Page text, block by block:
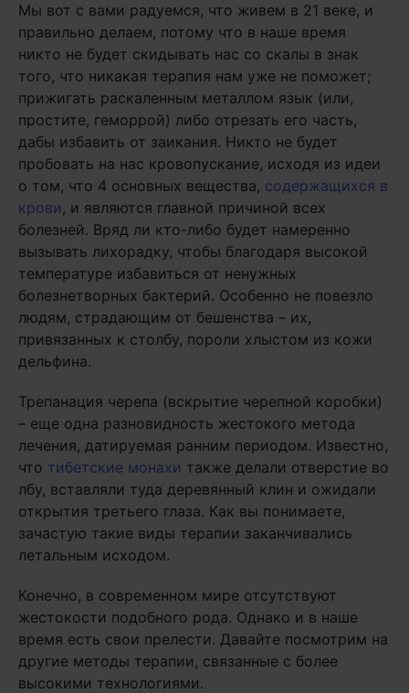
Мы вот с вами радуемся, что живем в 21 веке, и
правильно делаем, потому что в наше время
никто не будет скидывать нас со скалы в знак
того, что никакая терапия нам уже не поможет;
прижигать раскаленным металлом язык (или,
простите, геморрой) либо отрезать его часть,
дабы избавить от заикания. Никто не будет
пробовать на нас кровопускание, исходя из идеи
о том, что 4 основных вещества, содержащихся в
крови , и являются главной причиной всех
болезней. Вряд ли кто-либо будет намеренно
вызывать лихорадку, чтобы благодаря высокой
температуре избавиться от ненужных
болезнетворных бактерий. Особенно не повезло
людям, страдающим от бешенства – их,
привязанных к столбу, пороли хлыстом из кожи
дельфина.
Трепанация черепа (вскрытие черепной коробки)
– еще одна разновидность жестокого метода
лечения, датируемая ранним периодом. Известно,
что тибетские монахи также делали отверстие во
лбу, вставляли туда деревянный клин и ожидали
открытия третьего глаза. Как вы понимаете,
зачастую такие виды терапии заканчивались
летальным исходом.
Конечно, в современном мире отсутствуют
жестокости подобного рода. Однако и в наше
время есть свои прелести. Давайте посмотрим на
другие методы терапии, связанные с более
высокими технологиями.